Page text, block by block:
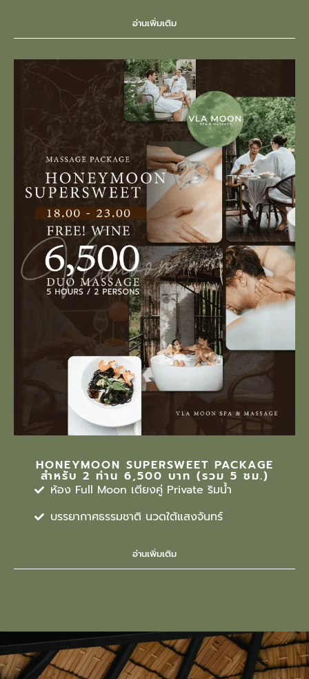
อ่านเพิ่มเติม
HONEYMOON SUPERSWEET PACKAGE
สำหรับ 2 ท่าน 6,500 บาท (รวม 5 ชม.)
ห้อง Full Moon เตียงคู่ Private ริมน้ำ
บรรยากาศธรรมชาติ นวดใต้แสงจันทร์
อ่านเพิ่มเติม